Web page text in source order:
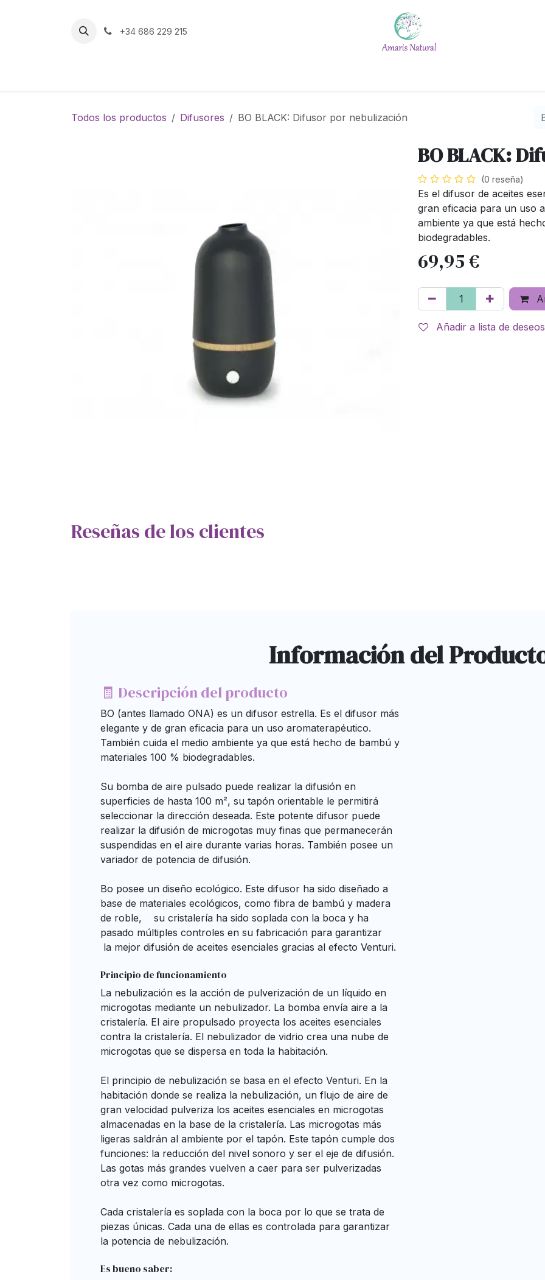
+34 686 229 215
Todos los productos Difusores BO BLACK: Difusor por nebulización
BO BLACK:
(0 reseña)
Es el difusor de aceites
gran eficacia para un uso
ambiente ya que está
biodegradables.
69,95€
Añadir a lista de deseos
Reseñas de los clientes
Información del
🧾 Descripción del producto
BO (antes llamado ONA) es un difusor estrella. Es el difusor más
elegante y de gran eficacia para un uso aromaterapéutico.
También cuida el medio ambiente ya que está hecho de bambú y
materiales 100 % biodegradables.
Su bomba de aire pulsado puede realizar la difusión en
superficies de hasta 100 m², su tapón orientable le permitirá
seleccionar la dirección deseada. Este potente difusor puede
realizar la difusión de microgotas muy finas que permanecerán
suspendidas en el aire durante varias horas. También posee un
variador de potencia de difusión.
Bo posee un diseño ecológico. Este difusor ha sido diseñado a
base de materiales ecológicos, como fibra de bambú y madera
de roble, su cristalería ha sido soplada con la boca y ha
pasado múltiples controles en su fabricación para garantizar
la mejor difusión de aceites esenciales gracias al efecto Venturi.
Principio de funcionamiento
La nebulización es la acción de pulverización de un líquido en
microgotas mediante un nebulizador. La bomba envía aire a la
cristalería. El aire propulsado proyecta los aceites esenciales
contra la cristalería. El nebulizador de vidrio crea una nube de
microgotas que se dispersa en toda la habitación.
El principio de nebulización se basa en el efecto Venturi. En la
habitación donde se realiza la nebulización, un flujo de aire de
gran velocidad pulveriza los aceites esenciales en microgotas
almacenadas en la base de la cristalería. Las microgotas más
ligeras saldrán al ambiente por el tapón. Este tapón cumple dos
funciones: la reducción del nivel sonoro y ser el eje de difusión.
Las gotas más grandes vuelven a caer para ser pulverizadas
otra vez como microgotas.
Cada cristalería es soplada con la boca por lo que se trata de
piezas únicas. Cada una de ellas es controlada para garantizar
la potencia de nebulización.
Es bueno saber: